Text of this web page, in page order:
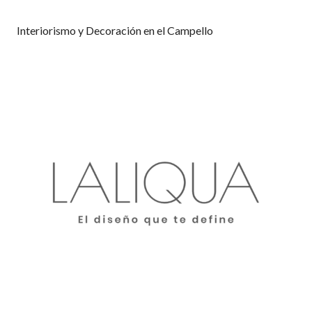
Interiorismo y Decoración en el Campello